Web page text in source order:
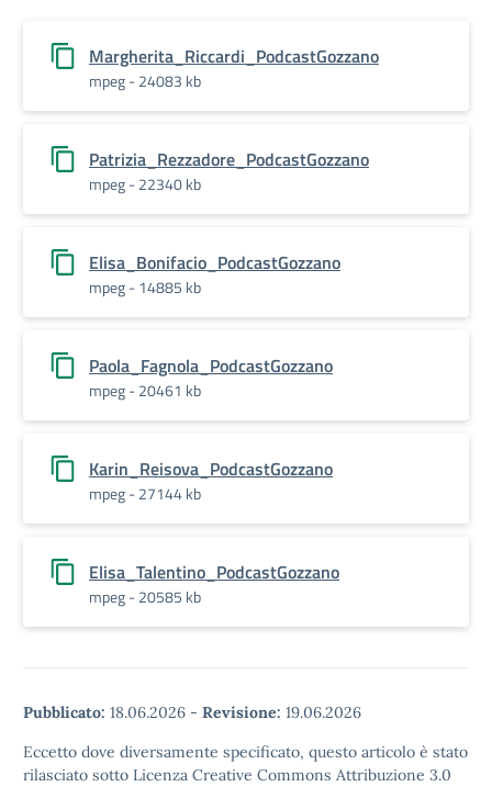
Margherita_Riccardi_PodcastGozzano
mpeg - 24083 kb
Patrizia_Rezzadore_PodcastGozzano
mpeg - 22340 kb
Elisa_Bonifacio_PodcastGozzano
mpeg - 14885 kb
Paola_Fagnola_PodcastGozzano
mpeg - 20461 kb
Karin_Reisova_PodcastGozzano
mpeg - 27144 kb
Elisa_Talentino_PodcastGozzano
mpeg - 20585 kb
Pubblicato: 18.06.2026 - Revisione: 19.06.2026
Eccetto dove diversamente specificato, questo articolo è stato
rilasciato sotto Licenza Creative Commons Attribuzione 3.0